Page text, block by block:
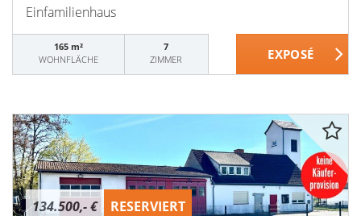
Einfamilienhaus
165 m²
WOHNFLÄCHE
7
ZIMMER
134.500,- € RESERVIERT